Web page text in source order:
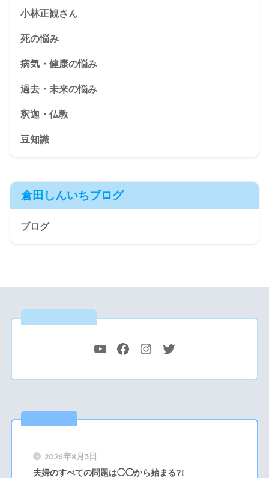
小林正観さん
死の悩み
病気・健康の悩み
過去・未来の悩み
釈迦・仏教
豆知識
倉田しんいちブログ
ブログ
2026年8月3日
夫婦のすべての問題は◯◯から始まる?!